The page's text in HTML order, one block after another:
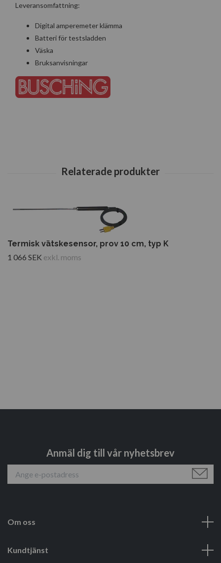
Leveransomfattning:
Digital amperemeter klämma
Batteri för testsladden
Väska
Bruksanvisningar
Termisk vätskesensor, prov 10 cm, typ K
1 066 SEK exkl. moms
Anmäl dig till vår nyhetsbrev
Om oss
Kundtjänst